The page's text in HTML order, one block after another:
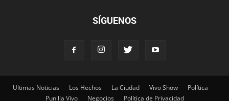
SÍGUENOS
Ultimas Noticias Los Hechos La Ciudad Vivo Show
Política
Punilla Vivo
Negocios Política de Privacidad